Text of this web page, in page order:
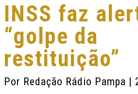
INSS faz
“golpe da
restituição”
Por Redação Rádio Pampa